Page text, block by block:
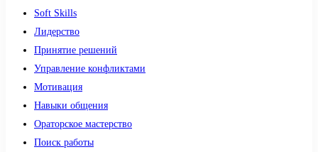
Soft Skills
Лидерство
Принятие решений
Управление конфликтами
Мотивация
Навыки общения
Ораторское мастерство
Поиск работы